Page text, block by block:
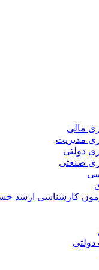
مالی
مدیریت
دولتی
صنعتی
کارشناسی ارشد